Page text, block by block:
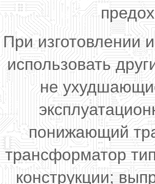
При изготовлении
использовать
не
понижающий
трансформатор
конструкции;